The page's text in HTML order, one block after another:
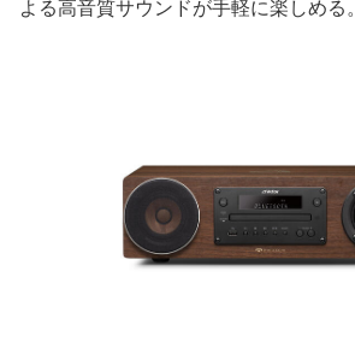
よる高音質サウンドが手軽に楽しめる。